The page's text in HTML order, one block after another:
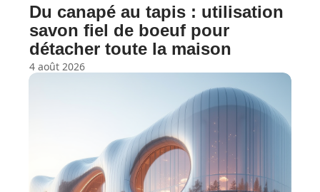
Du canapé au tapis : utilisation
savon fiel de boeuf pour
détacher toute la maison
4 août 2026